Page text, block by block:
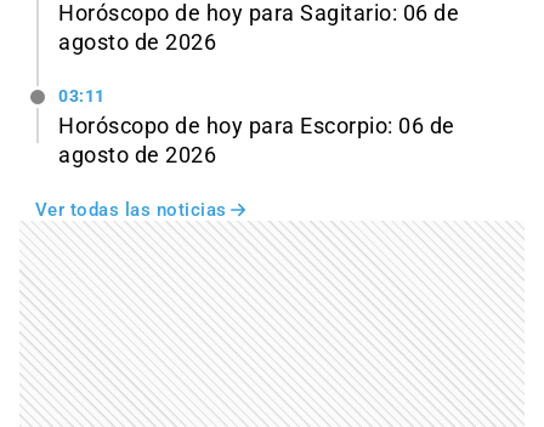
Horóscopo de hoy para Sagitario: 06 de
agosto de 2026
03:11
Horóscopo de hoy para Escorpio: 06 de
agosto de 2026
Ver todas las noticias